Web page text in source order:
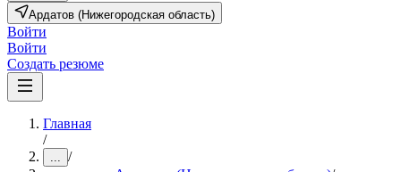
Ардатов (Нижегородская область)
Войти
Войти
Создать резюме
Главная
/
... /